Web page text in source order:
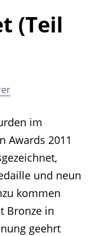
(Teil
im
Awards 2011
und neun
kommen
Bronze in
geehrt